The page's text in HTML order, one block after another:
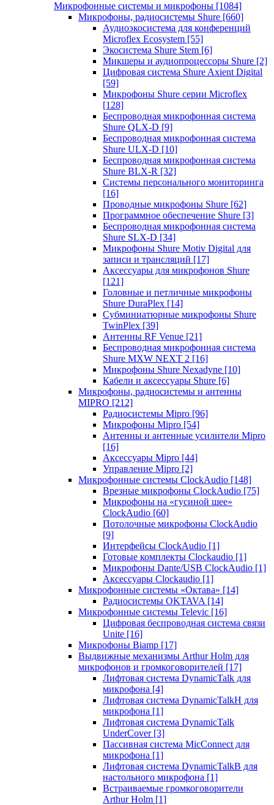
Микрофонные системы и микрофоны [1084]
Микрофоны, радиосистемы Shure [660]
Аудиоэкосистема для конференций
Microflex Ecosystem [55]
Экосистема Shure Stem [6]
Микшеры и аудиопроцессоры Shure [2]
Цифровая система Shure Axient Digital
[59]
Микрофоны Shure серии Microflex
[128]
Беспроводная микрофонная система
Shure QLX-D [9]
Беспроводная микрофонная система
Shure ULX-D [10]
Беспроводная микрофонная система
Shure BLX-R [32]
Системы персонального мониторинга
[16]
Проводные микрофоны Shure [62]
Программное обеспечение Shure [3]
Беспроводная микрофонная система
Shure SLX-D [34]
Микрофоны Shure Motiv Digital для
записи и трансляций [17]
Аксессуары для микрофонов Shure
[121]
Головные и петличные микрофоны
Shure DuraPlex [14]
Субминиатюрные микрофоны Shure
TwinPlex [39]
Антенны RF Venue [21]
Беспроводная микрофонная система
Shure MXW NEXT 2 [16]
Микрофоны Shure Nexadyne [10]
Кабели и аксессуары Shure [6]
Микрофоны, радиосистемы и антенны
MIPRO [212]
Радиосистемы Mipro [96]
Микрофоны Mipro [54]
Антенны и антенные усилители Mipro
[16]
Аксессуары Mipro [44]
Управление Mipro [2]
Микрофонные системы ClockAudio [148]
Врезные микрофоны ClockAudio [75]
Микрофоны на «гусиной шее»
ClockAudio [60]
Потолочные микрофоны ClockAudio
[9]
Интерфейсы ClockAudio [1]
Готовые комплекты Clockaudio [1]
Микрофоны Dante/USB ClockAudio [1]
Аксессуары Clockaudio [1]
Микрофонные системы «Октава» [14]
Радиосистемы OKTAVA [14]
Микрофонные системы Televic [16]
Цифровая беспроводная система связи
Unite [16]
Микрофоны Biamp [17]
Выдвижные механизмы Arthur Holm для
микрофонов и громкоговорителей [17]
Лифтовая система DynamicTalk для
микрофона [4]
Лифтовая система DynamicTalkH для
микрофона [1]
Лифтовая система DynamicTalk
UnderCover [3]
Пассивная система MicConnect для
микрофона [1]
Лифтовая система DynamicTalkB для
настольного микрофона [1]
Встраиваемые громкоговорители
Arthur Holm [1]